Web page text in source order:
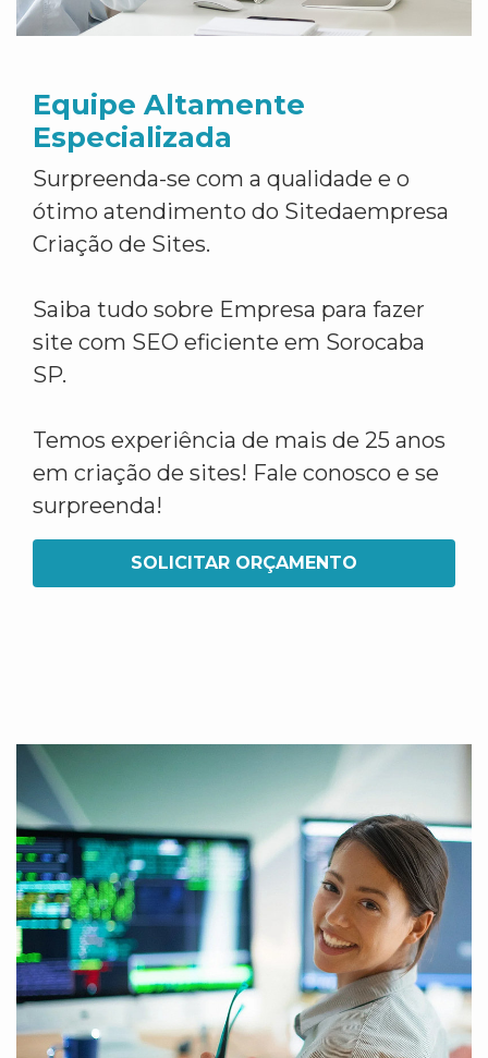
Equipe Altamente
Especializada
Surpreenda-se com a qualidade e o
ótimo atendimento do Sitedaempresa
Criação de Sites.
Saiba tudo sobre Empresa para fazer
site com SEO eficiente em Sorocaba
SP.
Temos experiência de mais de 25 anos
em criação de sites! Fale conosco e se
surpreenda!
SOLICITAR ORÇAMENTO